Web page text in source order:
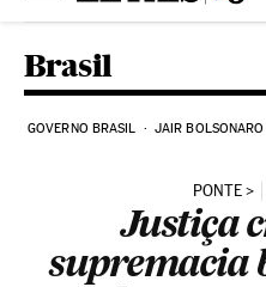
Brasil
GOVERNO BRASIL JAIR BOLSONARO
PONTE
Justiça
supremacia